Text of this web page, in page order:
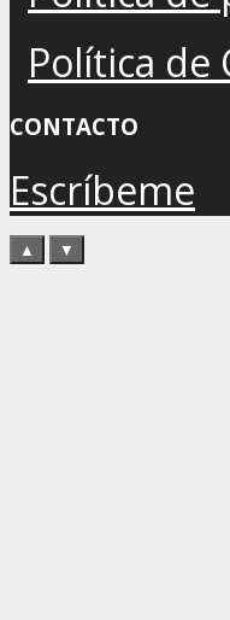
Política de
CONTACTO
Escríbeme
▲ ▼